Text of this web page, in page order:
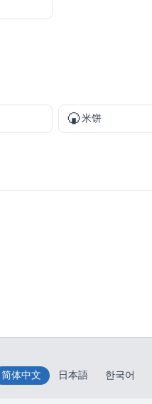
🍘米饼
简体中文 日本語 한국어